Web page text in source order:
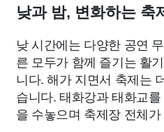
낮과 밤, 변화하는 축
낮 시간에는 다양한 공연
른 모두가 함께 즐기는 활
니다. 해가 지면서 축제는
습니다. 태화강과 태화교
을 수놓으며 축제장 전체